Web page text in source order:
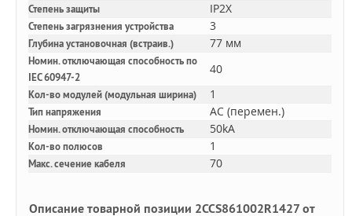
Степень защиты IP2X
Степень загрязнения устройства 3
Глубина установочная (встраив.) 77 мм
Номин. отключающая способность по
IEC 60947-2
40
Кол-во модулей (модульная ширина) 1
Тип напряжения AC (перемен.)
Номин. отключающая способность 50kA
Кол-во полюсов 1
Макс. сечение кабеля 70
Описание товарной позиции 2CCS861002R1427 от